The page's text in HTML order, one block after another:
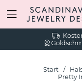
Start
Pretty